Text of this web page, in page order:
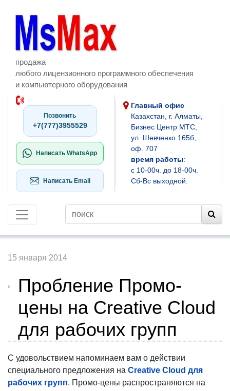
продажа
любого лицензионного программного обеспечения
и компьютерного оборудования
Позвонить
+7(777)3955529
Написать WhatsApp
Написать Email
Главный офис
Казахстан, г. Алматы,
Бизнес Центр МТС,
ул. Шевченко 165б,
оф. 707
время работы:
с 10-00ч. до 18-00ч.
Сб-Вс выходной.
15 января 2014
Пробление Промо-
цены на Creative Cloud
для рабочих групп
С удовольствием напоминаем вам о действии
специального предложения на Creative Cloud для
рабочих групп. Промо-цены распространяются на